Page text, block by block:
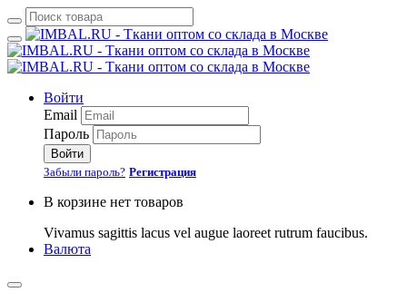
Войти
Email
Пароль
Войти
Забыли пароль? Регистрация
В корзине нет товаров
Vivamus sagittis lacus vel augue laoreet rutrum faucibus.
Валюта